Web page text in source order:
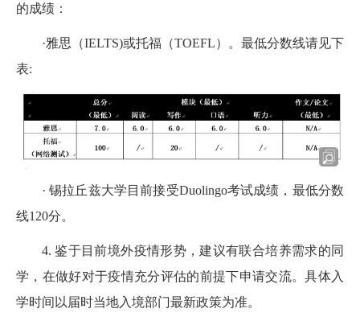
的成绩：
·雅思（IELTS)或托福（TOEFL）。最低分数线请见下
表:
· 锡拉丘兹大学目前接受Duolingo考试成绩，最低分数
线120分。
4. 鉴于目前境外疫情形势，建议有联合培养需求的同
学，在做好对于疫情充分评估的前提下申请交流。具体入
学时间以届时当地入境部门最新政策为准。